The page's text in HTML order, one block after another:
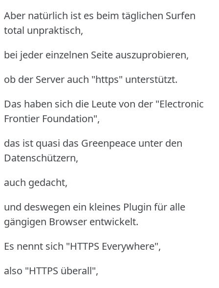
Aber natürlich ist es beim täglichen Surfen
total unpraktisch,
bei jeder einzelnen Seite auszuprobieren,
ob der Server auch "https" unterstützt.
Das haben sich die Leute von der "Electronic
Frontier Foundation",
das ist quasi das Greenpeace unter den
Datenschützern,
auch gedacht,
und deswegen ein kleines Plugin für alle
gängigen Browser entwickelt.
Es nennt sich "HTTPS Everywhere",
also "HTTPS überall",